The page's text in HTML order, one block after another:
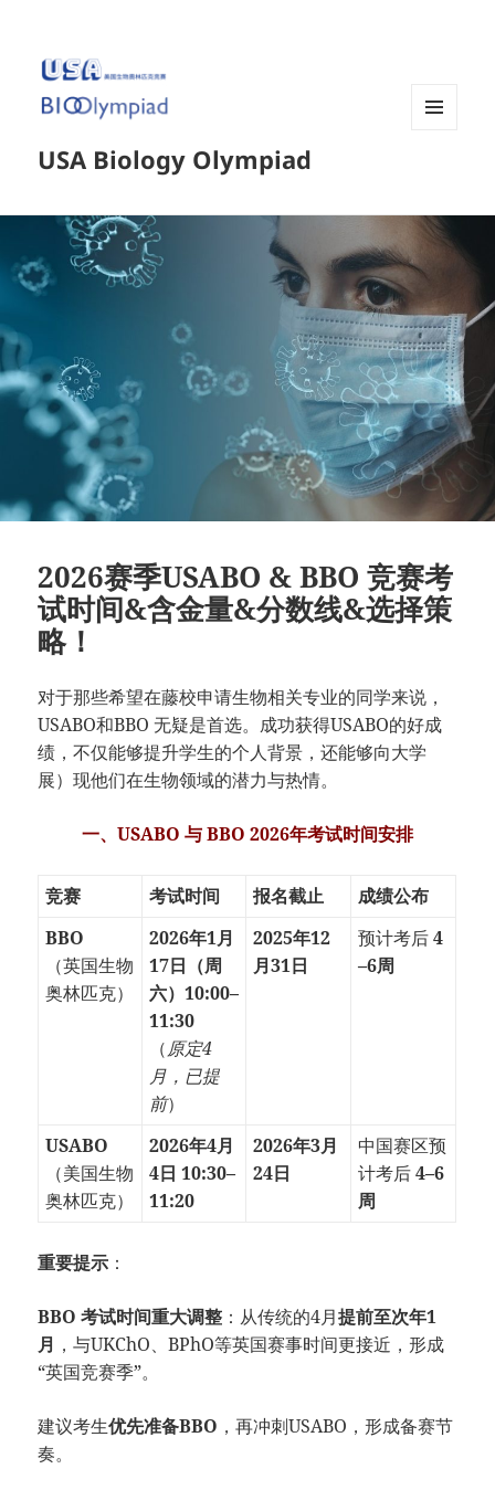
USA Biology Olympiad
2026赛季USABO & BBO 竞赛考
试时间&含金量&分数线&选择策
略！
对于那些希望在藤校申请生物相关专业的同学来说，
USABO和BBO 无疑是首选。成功获得USABO的好成
绩，不仅能够提升学生的个人背景，还能够向大学
展）现他们在生物领域的潜力与热情。
一、USABO 与 BBO 2026年考试时间安排
竞赛 考试时间 报名截止
成绩公布
BBO
（英国生物
奥林匹克）
2026年1月
17日（周
六）10:00–
11:30
（原定4
月，已提
前）
2025年12
月31日
预计考后4
–6周
USABO
（美国生物
奥林匹克）
2026年4月
4日 10:30–
11:20
2026年3月
24日
中国赛区预
计考后4–6
周
重要提示 ：
BBO 考试时间重大调整 ：从传统的4月提前至次年1
月 ，与UKChO、BPhO等英国赛事时间更接近，形成
“英国竞赛季”。
建议考生优先准备BBO ，再冲刺USABO，形成备赛节
奏。